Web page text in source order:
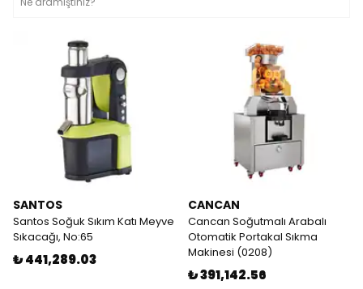
SANTOS
Santos Soğuk Sıkım Katı Meyve
Sıkacağı, No:65
₺ 441,289.03
CANCAN
Cancan Soğutmalı Arabalı
Otomatik Portakal Sıkma
Makinesi (0208)
₺ 391,142.56